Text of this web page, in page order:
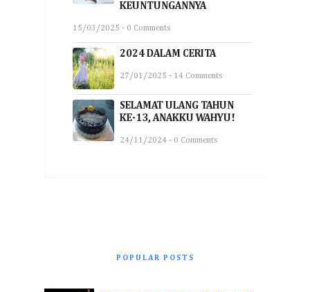
KEUNTUNGANNYA
15/03/2025 - 0 Comments
2024 DALAM CERITA
27/01/2025 - 14 Comments
SELAMAT ULANG TAHUN
KE-13, ANAKKU WAHYU!
24/11/2024 - 0 Comments
POPULAR POSTS